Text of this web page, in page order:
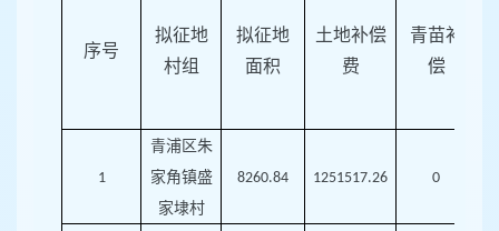
序号
拟征地
村组
拟征地
面积
土地补偿
费
青苗补
偿
1
青浦区朱
家角镇盛
家埭村
8260.84 1251517.26 0